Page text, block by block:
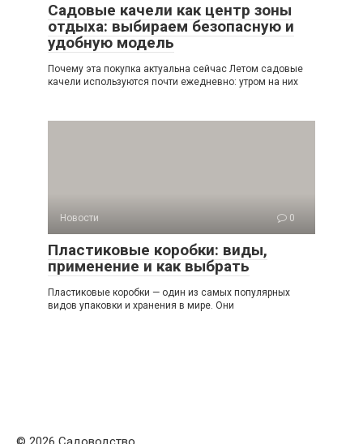
Садовые качели как центр зоны
отдыха: выбираем безопасную и
удобную модель
Почему эта покупка актуальна сейчас Летом садовые
качели используются почти ежедневно: утром на них
Новости 0
Пластиковые коробки: виды,
применение и как выбрать
Пластиковые коробки — один из самых популярных
видов упаковки и хранения в мире. Они